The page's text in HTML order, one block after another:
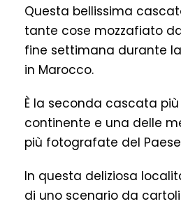
Questa bellissima
tante cose mozzafiato
fine settimana durante
in Marocco.
È la seconda cascata
continente e una delle
più fotografate del
In questa deliziosa
di uno scenario da